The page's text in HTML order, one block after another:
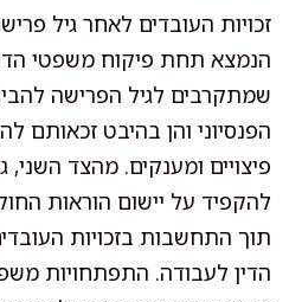
זכויות העובדים לאחר גיל
הנמצא תחת פיקוח משפטי
שמתקרבים לגיל הפרישה
הפנסיוני והן בהיבט זכאותם
פיצויים ומענקים. מהצד השני,
להקפיד על יישום הוראות
תוך התחשבות בזכויות
הדין לעבודה. התפתחויות